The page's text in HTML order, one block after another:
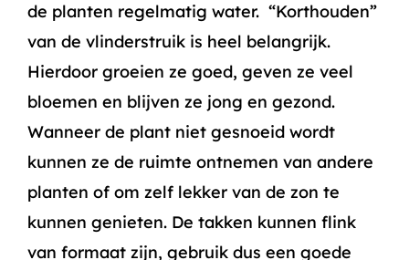
de planten regelmatig water. “Korthouden”
van de vlinderstruik is heel belangrijk.
Hierdoor groeien ze goed, geven ze veel
bloemen en blijven ze jong en gezond.
Wanneer de plant niet gesnoeid wordt
kunnen ze de ruimte ontnemen van andere
planten of om zelf lekker van de zon te
kunnen genieten. De takken kunnen flink
van formaat zijn, gebruik dus een goede